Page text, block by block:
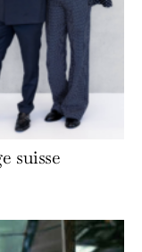
suisse